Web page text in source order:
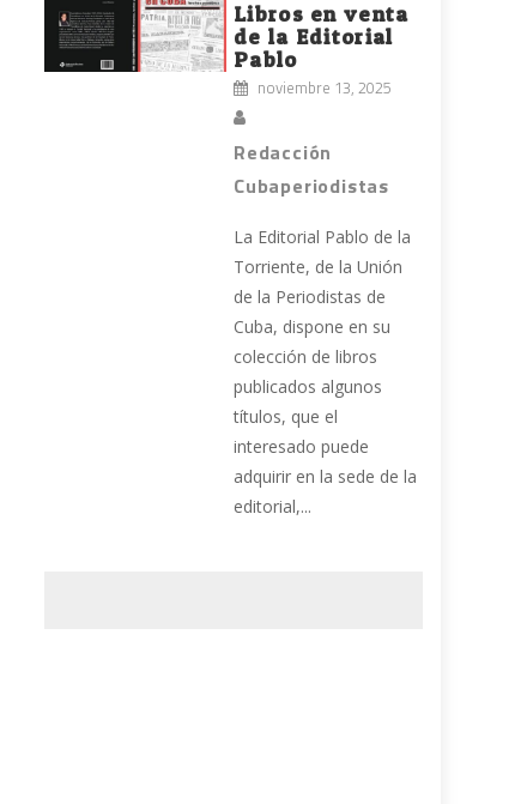
Libros en venta
de la Editorial
Pablo
noviembre 13, 2025
Redacción
Cubaperiodistas
La Editorial Pablo de la
Torriente, de la Unión
de la Periodistas de
Cuba, dispone en su
colección de libros
publicados algunos
títulos, que el
interesado puede
adquirir en la sede de la
editorial,...